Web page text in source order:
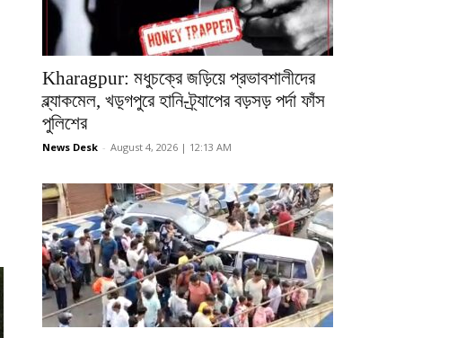
Kharagpur: মধুচক্রে জড়িয়ে প্রভাবশালীদের
ব্ল্যাকমেল, খড়্গপুরে হানি-ট্র্যাপের বড়সড় পর্দা ফাঁস
পুলিশের
News Desk - August 4, 2026 | 12:13 AM